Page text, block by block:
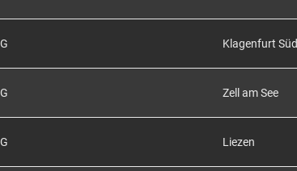
Klagenfurt Süd
Zell am See
Liezen